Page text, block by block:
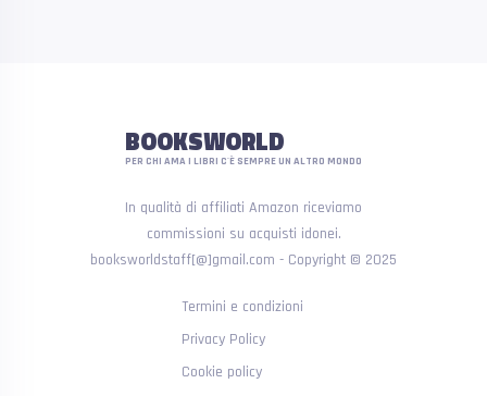
BOOKSWORLD
PER CHI AMA I LIBRI C'È SEMPRE UN ALTRO MONDO
In qualità di affiliati Amazon riceviamo
commissioni su acquisti idonei.
booksworldstaff[@]gmail.com - Copyright © 2025
Termini e condizioni
Privacy Policy
Cookie policy